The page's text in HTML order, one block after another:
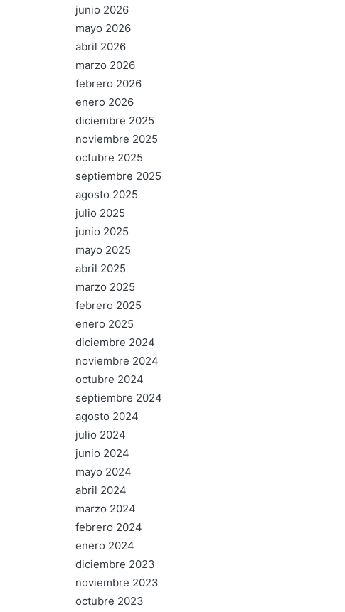
junio 2026
mayo 2026
abril 2026
marzo 2026
febrero 2026
enero 2026
diciembre 2025
noviembre 2025
octubre 2025
septiembre 2025
agosto 2025
julio 2025
junio 2025
mayo 2025
abril 2025
marzo 2025
febrero 2025
enero 2025
diciembre 2024
noviembre 2024
octubre 2024
septiembre 2024
agosto 2024
julio 2024
junio 2024
mayo 2024
abril 2024
marzo 2024
febrero 2024
enero 2024
diciembre 2023
noviembre 2023
octubre 2023